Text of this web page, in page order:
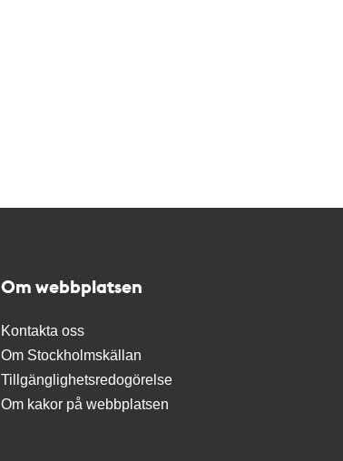
Om webbplatsen
Kontakta oss
Om Stockholmskällan
Tillgänglighetsredogörelse
Om kakor på webbplatsen